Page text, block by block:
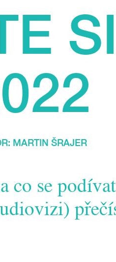
MARTIN ŠRAJER
co se